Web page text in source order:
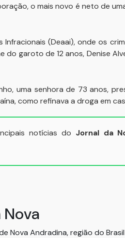
o mais novo é neto de
(Deaai), onde os
garoto de 12 anos, Denise
uma senhora de 73 anos,
como refinava a droga em
notícias do Jornal da
Nova Andradina, região do